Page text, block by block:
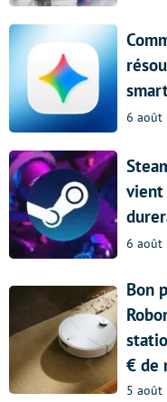
6 août
vient
6 août
Bon
€ de
5 août